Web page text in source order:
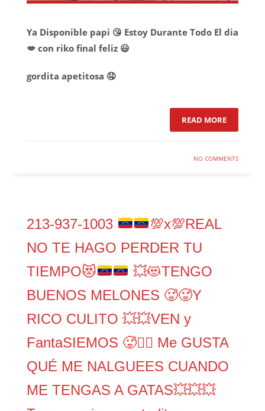
Ya Disponible papi 😘 Estoy Durante Todo El dia
💋 con riko final feliz 😃
gordita apetitosa 🤤
READ MORE
NO COMMENTS
213-937-1003 💯x💯REAL
NO TE HAGO PERDER TU
TIEMPO😻 💥😻TENGO
BUENOS MELONES 🥵🥵Y
RICO CULITO 💥💥VEN y
FantaSIEMOS 🥵❤️‍🔥 Me GUSTA
QUÉ ME NALGUEES CUANDO
ME TENGAS A GATAS💥💥💥